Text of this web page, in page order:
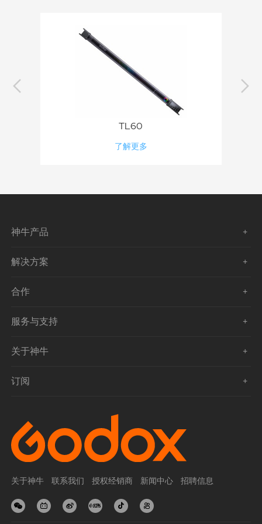
TL60
了解更多
神牛产品
解决方案
合作
服务与支持
关于神牛
订阅
关于神牛 联系我们 授权经销商 新闻中心 招聘信息